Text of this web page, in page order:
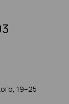
19–25